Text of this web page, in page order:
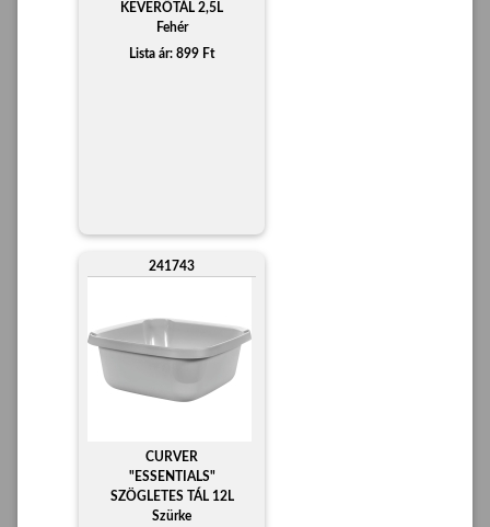
KEVERŐTÁL 2,5L
Fehér
Lista ár: 899 Ft
241743
CURVER
"ESSENTIALS"
SZÖGLETES TÁL 12L
Szürke